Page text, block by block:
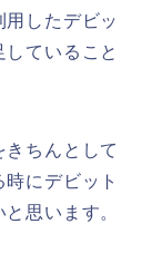
用したデビッ
ていること
ちんとして
にデビット
思います。